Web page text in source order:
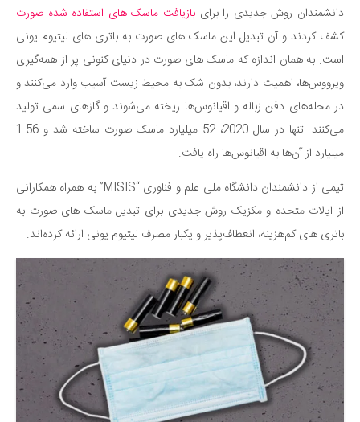
تغذیه سالم
بهداشت
بیماری و درمان
کودک و مادر
ورزش و تندرستی
روانشناسی
مراکز پزشکی و دارویی
فرهنگ و هنر
سینما و تئاتر
تلویزیون
موسیقی
چهره‌ها
عکاسی و هنرهای تجسمی
کتاب و کتاب‌خوانی
تاریخ
دانشمندان روش جدیدی را برای بازیافت ماسک‌ های استفاده شده صورت
کشف کردند و آن تبدیل این ماسک های صورت به باتری های لیتیوم یونی
است. به همان اندازه که ماسک‌ های صورت در دنیای کنونی پر از همه‌گیری
ویرووس‌ها، اهمیت دارند، بدون شک به محیط زیست آسیب وارد می‌کنند و
در محله‌های دفن زباله و اقیانوس‌ها ریخته می‌شوند و گازهای سمی تولید
می‌کنند. تنها در سال 2020، 52 میلیارد ماسک صورت ساخته شد و 1.56
میلیارد از آن‌ها به اقیانوس‌ها راه یافت.
تیمی از دانشمندان دانشگاه ملی علم و فناوری “MISIS” به همراه همکارانی
از ایالات متحده و مکزیک روش جدیدی برای تبدیل ماسک های صورت به
باتری های کم‌هزینه، انعطاف‌پذیر و یکبار مصرف لیتیوم یونی ارائه کرده‌اند.